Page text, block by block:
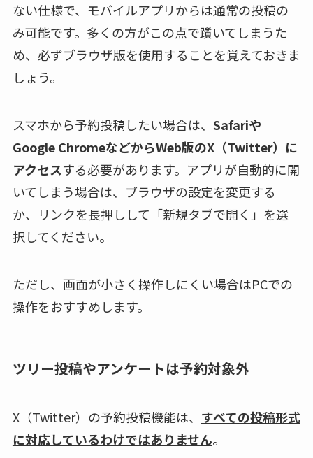
ない仕様で、モバイルアプリからは通常の投稿の
み可能です。多くの方がこの点で躓いてしまうた
め、必ずブラウザ版を使用することを覚えておきま
しょう。
スマホから予約投稿したい場合は、 Safariや
Google ChromeなどからWeb版のX（Twitter）に
アクセスする必要があります。アプリが自動的に開
いてしまう場合は、ブラウザの設定を変更する
か、リンクを長押しして「新規タブで開く」を選
択してください。
ただし、画面が小さく操作しにくい場合はPCでの
操作をおすすめします。
ツリー投稿やアンケートは予約対象外
X（Twitter）の予約投稿機能は、 すべての投稿形式
に対応しているわけではありません。